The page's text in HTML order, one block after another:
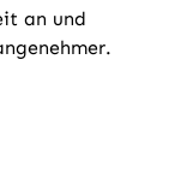
an und